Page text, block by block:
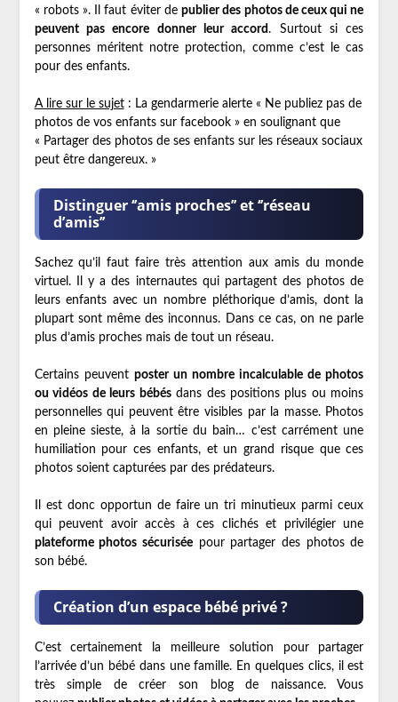
« robots ». Il faut éviter depublier des photos de ceux qui ne
peuvent pas encore donner leur accord. Surtout si ces
personnes méritent notre protection, comme c’est le cas
pour des enfants.
A lire sur le sujet: La gendarmerie alerte « Ne publiez pas de
photos de vos enfants sur facebook » en soulignant que
« Partager des photos de ses enfants sur les réseaux sociaux
peut être dangereux. »
Distinguer ‘’amis proches’’ et ‘’réseau
d’amis’’
Sachez qu’il faut faire très attention aux amis du monde
virtuel. Il y a des internautes qui partagent des photos de
leurs enfants avec un nombre pléthorique d’amis, dont la
plupart sont même des inconnus. Dans ce cas, on ne parle
plus d’amis proches mais de tout un réseau.
Certains peuvent poster un nombre incalculable de photos
ou vidéos de leurs bébésdans des positions plus ou moins
personnelles qui peuvent être visibles par la masse. Photos
en pleine sieste, à la sortie du bain… c’est carrément une
humiliation pour ces enfants, et un grand risque que ces
photos soient capturées par des prédateurs.
Il est donc opportun de faire un tri minutieux parmi ceux
qui peuvent avoir accès à ces clichés et privilégier une
plateforme photos sécuriséepour partager des photos de
son bébé.
Création d’un espace bébé privé ?
C’est certainement la meilleure solution pour partager
l’arrivée d’un bébé dans une famille. En quelques clics, il est
très simple de créer son blog de naissance. Vous